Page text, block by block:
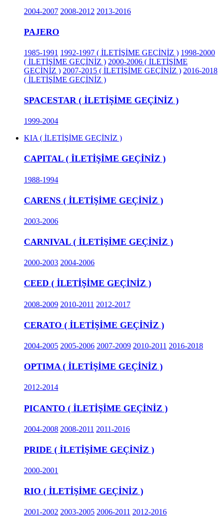
2004-2007 2008-2012 2013-2016
PAJERO
1985-1991 1992-1997 ( İLETİŞİME GEÇİNİZ ) 1998-2000
( İLETİŞİME GEÇİNİZ ) 2000-2006 ( İLETİŞİME
GEÇİNİZ ) 2007-2015 ( İLETİŞİME GEÇİNİZ ) 2016-2018
( İLETİŞİME GEÇİNİZ )
SPACESTAR ( İLETİŞİME GEÇİNİZ )
1999-2004
KIA ( İLETİŞİME GEÇİNİZ )
CAPITAL ( İLETİŞİME GEÇİNİZ )
1988-1994
CARENS ( İLETİŞİME GEÇİNİZ )
2003-2006
CARNIVAL ( İLETİŞİME GEÇİNİZ )
2000-2003 2004-2006
CEED ( İLETİŞİME GEÇİNİZ )
2008-2009 2010-2011 2012-2017
CERATO ( İLETİŞİME GEÇİNİZ )
2004-2005 2005-2006 2007-2009 2010-2011 2016-2018
OPTIMA ( İLETİŞİME GEÇİNİZ )
2012-2014
PICANTO ( İLETİŞİME GEÇİNİZ )
2004-2008 2008-2011 2011-2016
PRIDE ( İLETİŞİME GEÇİNİZ )
2000-2001
RIO ( İLETİŞİME GEÇİNİZ )
2001-2002 2003-2005 2006-2011 2012-2016